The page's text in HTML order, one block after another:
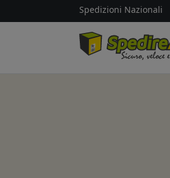
Spedizioni Nazionali